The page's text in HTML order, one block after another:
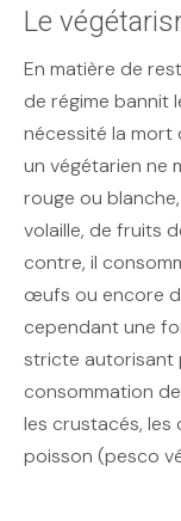
Le
En matière de
de régime bannit
nécessité la mort
un végétarien ne
rouge ou
volaille, de fruits
contre, il
œufs ou encore
cependant une
stricte autorisant
consommation
les crustacés, les
poisson (pesco